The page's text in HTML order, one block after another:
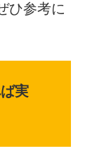
ひ参考に
実